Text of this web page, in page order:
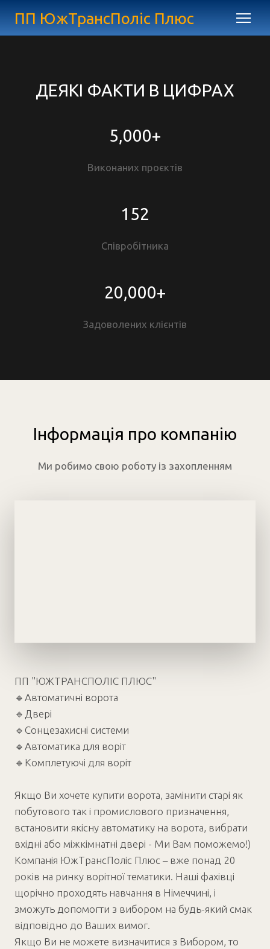
ПП ЮжТрансПоліс Плюс
ДЕЯКІ ФАКТИ В ЦИФРАХ
5,000+
Виконаних проєктів
152
Співробітника
20,000+
Задоволених клієнтів
Інформація про компанію
Ми робимо свою роботу із захопленням
ПП "ЮЖТРАНСПОЛІС ПЛЮС"
🔹Автоматичні ворота
🔹Двері
🔹Сонцезахисні системи
🔹Автоматика для воріт
🔹Комплетуючі для воріт
Якщо Ви хочете купити ворота, замінити старі як
побутового так і промислового призначення,
встановити якісну автоматику на ворота, вибрати
вхідні або міжкімнатні двері - Ми Вам поможемо!)
Компанія ЮжТрансПоліс Плюс – вже понад 20
років на ринку ворітної тематики. Наші фахівці
щорічно проходять навчання в Німеччині, і
зможуть допомогти з вибором на будь-який смак
відповідно до Ваших вимог.
Якщо Ви не можете визначитися з Вибором, то